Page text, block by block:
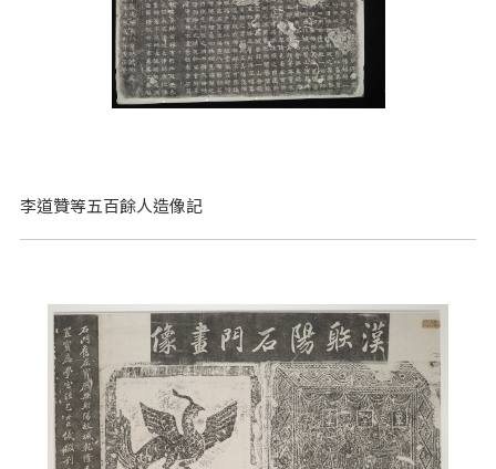
李道贊等五百餘人造像記